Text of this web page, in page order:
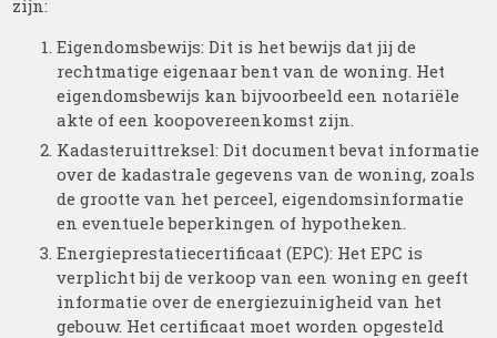
zijn:
Eigendomsbewijs: Dit is het bewijs dat jij de
rechtmatige eigenaar bent van de woning. Het
eigendomsbewijs kan bijvoorbeeld een notariële
akte of een koopovereenkomst zijn.
Kadasteruittreksel: Dit document bevat informatie
over de kadastrale gegevens van de woning, zoals
de grootte van het perceel, eigendomsinformatie
en eventuele beperkingen of hypotheken.
Energieprestatiecertificaat (EPC): Het EPC is
verplicht bij de verkoop van een woning en geeft
informatie over de energiezuinigheid van het
gebouw. Het certificaat moet worden opgesteld